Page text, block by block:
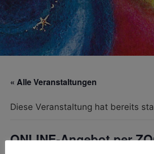
« Alle Veranstaltungen
Diese Veranstaltung hat bereits
ONLINE-Angebot per